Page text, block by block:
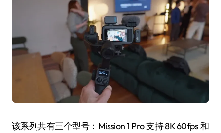
该系列共有三个型号：Mission 1 Pro 支持 8K 60fps 和